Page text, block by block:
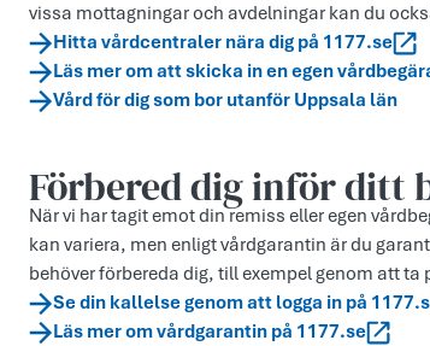
vissa mottagningar och avdelningar kan du
Hitta vårdcentraler nära dig på 1177.se
Läs mer om att skicka in en egen
Vård för dig som bor utanför Uppsala län
Förbered dig inför ditt
När vi har tagit emot din remiss eller egen
kan variera, men enligt vårdgarantin är du
behöver förbereda dig, till exempel genom att
Se din kallelse genom att logga in på
Läs mer om vårdgarantin på 1177.se